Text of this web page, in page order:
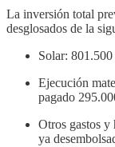
La inversión total
desglosados de la
Solar:
Ejecución
pagado
Otros gastos y
ya